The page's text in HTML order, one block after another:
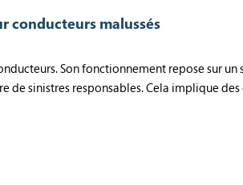
conducteurs malussés
Son fonctionnement repose sur un
sinistres responsables. Cela implique